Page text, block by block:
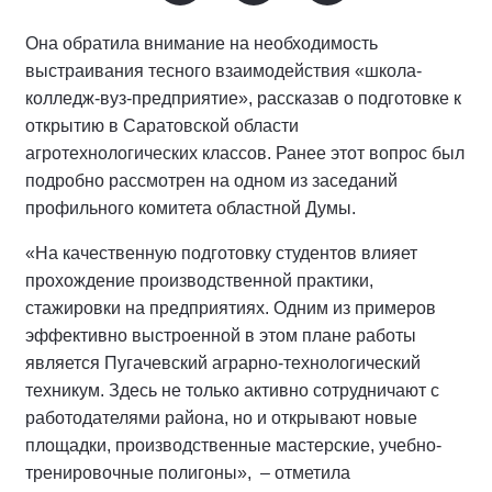
Она обратила внимание на необходимость
выстраивания тесного взаимодействия «школа-
колледж-вуз-предприятие», рассказав о подготовке к
открытию в Саратовской области
агротехнологических классов. Ранее этот вопрос был
подробно рассмотрен на одном из заседаний
профильного комитета областной Думы.
«На качественную подготовку студентов влияет
прохождение производственной практики,
стажировки на предприятиях. Одним из примеров
эффективно выстроенной в этом плане работы
является Пугачевский аграрно-технологический
техникум. Здесь не только активно сотрудничают с
работодателями района, но и открывают новые
площадки, производственные мастерские, учебно-
тренировочные полигоны», – отметила